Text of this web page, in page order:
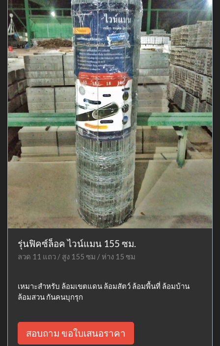
รุ่นฟิคซ์ล็อค ไวน์แมน 155 ซม.
ลวด 11 แถว / สูง 155 ซม / ห่าง 15 ซม
เหมาะสำหรับ ล้อมเขตแดน ล้อมสัตว์ ล้อมพื้นที่ ล้อมบ้าน
ล้อมสวน กันคนบุกรุก
สอบถาม ขอใบเสนอราคา